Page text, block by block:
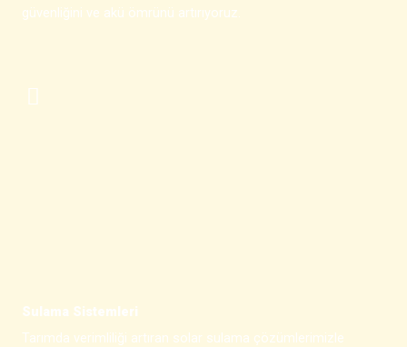
güvenliğini ve akü ömrünü artırıyoruz.
Sulama Sistemleri
Tarımda verimliliği artıran solar sulama çözümlerimizle